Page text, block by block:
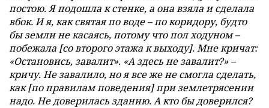
постою. Я подошла к стенке, а она взяла и сделала
вбок. И я, как святая по воде – по коридору, будто
бы земли не касаясь, потому что пол ходуном –
побежала [со второго этажа к выходу]. Мне кричат:
«Остановись, завалит». «А здесь не завалит?» –
кричу. Не завалило, но я все же не смогла сделать,
как [по правилам поведения] при землетрясении
надо. Не доверилась зданию. А кто бы доверился?